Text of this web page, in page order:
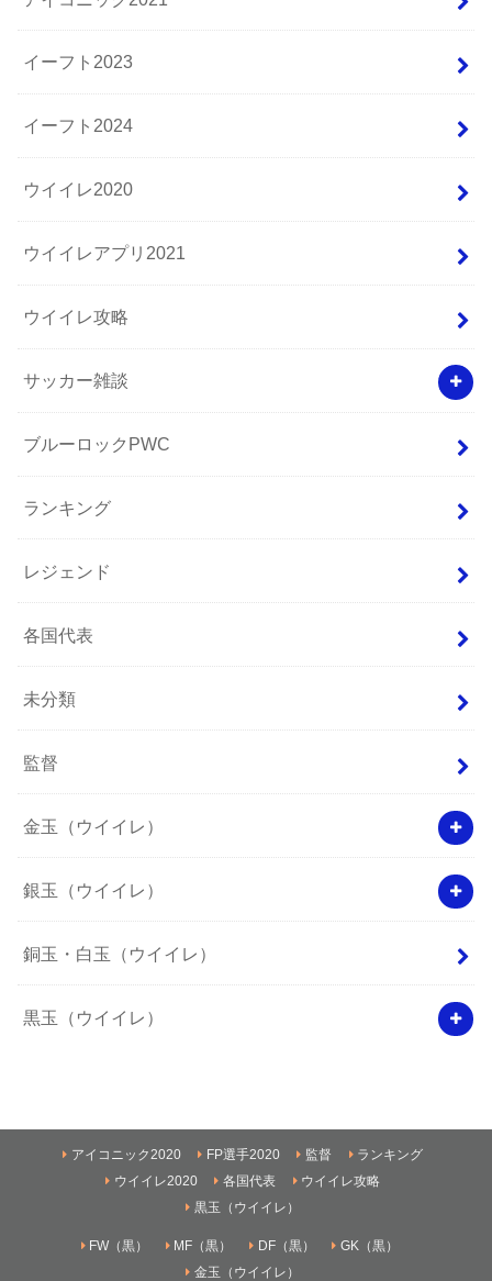
イーフト2023
イーフト2024
ウイイレ2020
ウイイレアプリ2021
ウイイレ攻略
サッカー雑談
ブルーロックPWC
ランキング
レジェンド
各国代表
未分類
監督
金玉（ウイイレ）
銀玉（ウイイレ）
銅玉・白玉（ウイイレ）
黒玉（ウイイレ）
アイコニック2020 FP選手2020 監督
ランキング
ウイイレ2020
各国代表
ウイイレ攻略
黒玉（ウイイレ）
FW（黒） MF（黒） DF（黒）
GK（黒）
金玉（ウイイレ）